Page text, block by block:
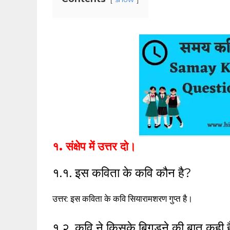
१. संक्षेप में उत्तर दो।
१.१. इस कविता के कवि कौन है?
उत्तर: इस कविता के कवि सियारामशरण गुप्त है।